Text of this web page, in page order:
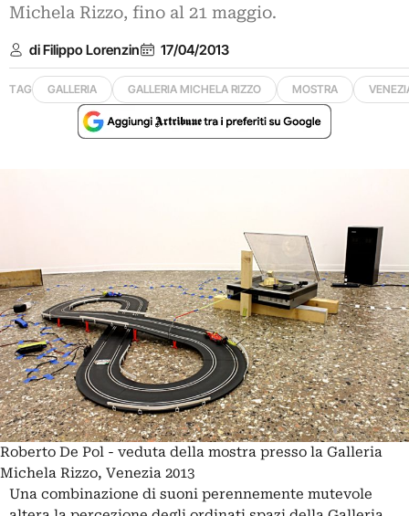
Michela Rizzo, fino al 21 maggio.
di Filippo Lorenzin 17/04/2013
TAG GALLERIA GALLERIA MICHELA RIZZO MOSTRA
Roberto De Pol - veduta della mostra presso la Galleria
Michela Rizzo, Venezia 2013
Una combinazione di suoni perennemente mutevole